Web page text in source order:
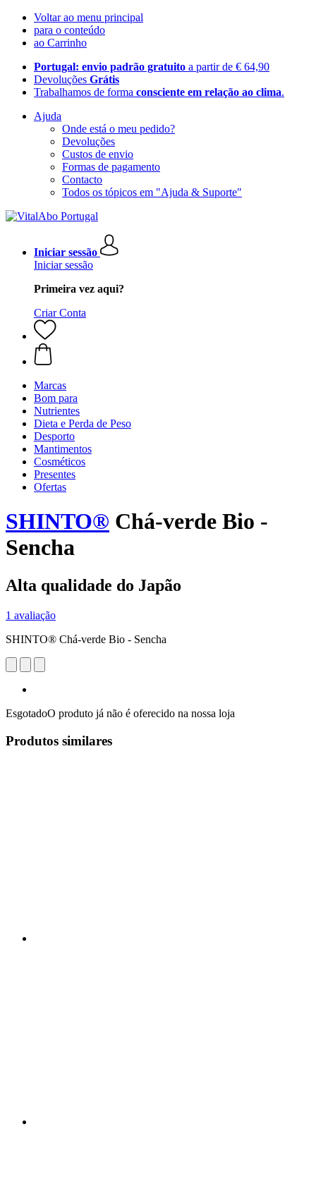
Voltar ao menu principal
para o conteúdo
ao Carrinho
Portugal: envio padrão gratuito a partir de € 64,90
Devoluções Grátis
Trabalhamos de forma consciente em relação ao clima.
Ajuda
Onde está o meu pedido?
Devoluções
Custos de envio
Formas de pagamento
Contacto
Todos os tópicos em "Ajuda & Suporte"
Iniciar sessão
Iniciar sessão
Primeira vez aqui?
Criar Conta
Marcas
Bom para
Nutrientes
Dieta e Perda de Peso
Desporto
Mantimentos
Cosméticos
Presentes
Ofertas
SHINTO® Chá-verde Bio -
Sencha
Alta qualidade do Japão
1 avaliação
SHINTO® Chá-verde Bio - Sencha
EsgotadoO produto já não é oferecido na nossa loja
Produtos similares